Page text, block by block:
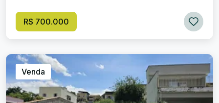
R$ 700.000
Venda